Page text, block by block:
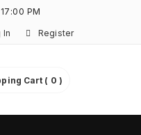
PM
In Register
Cart ( 0 )